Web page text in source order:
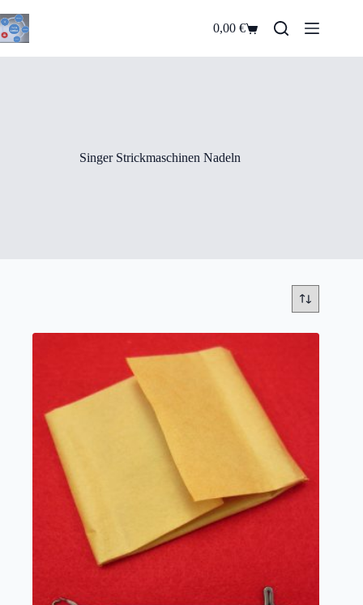
Inhalt
springen
Warenkorb
0,00€
Singer Strickmaschinen Nadeln